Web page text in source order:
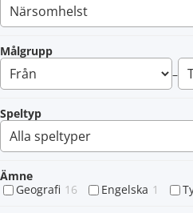
Målgrupp
–
Speltyp
Ämne
Geografi 16 Engelska 1